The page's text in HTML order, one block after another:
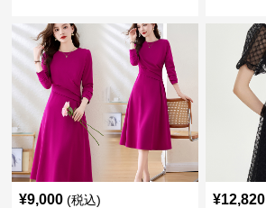
¥9,000 (税込) ¥12,820